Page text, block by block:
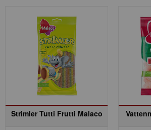
Strimler Tutti Frutti Malaco